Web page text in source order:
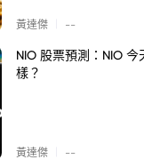
黃達傑 --
NIO 股票預測：NIO
樣？
黃達傑 --